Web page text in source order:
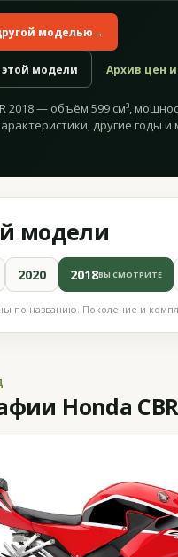
моделью→
модели Архив цен
2018 — объём 599 см³,
другие годы и
модели
2020 2018ВЫ СМОТРИТЕ
по названию. Поколение и
Honda CBR